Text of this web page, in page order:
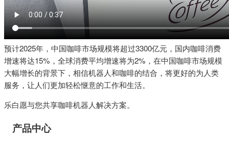
预计2025年，中国咖啡市场规模将超过3300亿元，国内咖啡消费
增速将达15%，全球消费平均增速将为2%，在中国咖啡市场规模
大幅增长的背景下，相信机器人和咖啡的结合，将更好的为人类
服务，让人们更加轻松惬意的工作和生活。
乐白愿与您共享咖啡机器人解决方案。
产品中心